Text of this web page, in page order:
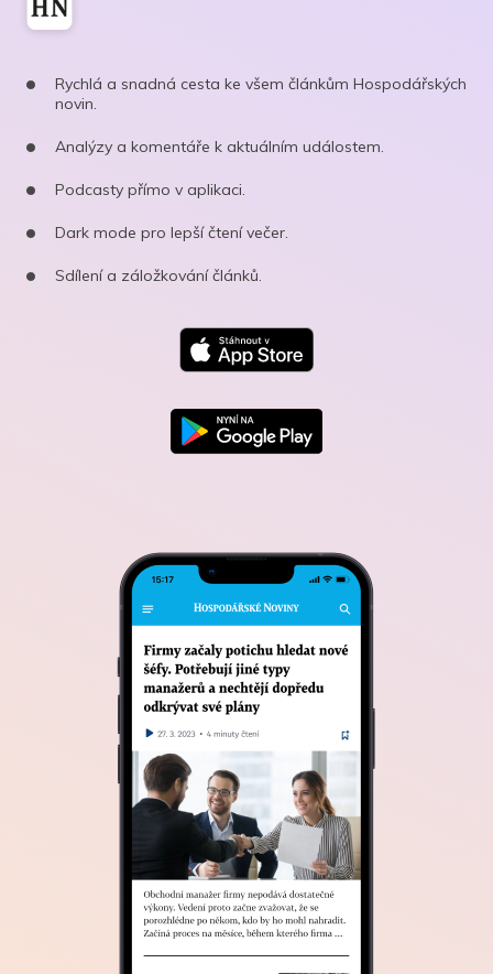
Rychlá a snadná cesta ke všem článkům Hospodářských
novin.
Analýzy a komentáře k aktuálním událostem.
Podcasty přímo v aplikaci.
Dark mode pro lepší čtení večer.
Sdílení a záložkování článků.